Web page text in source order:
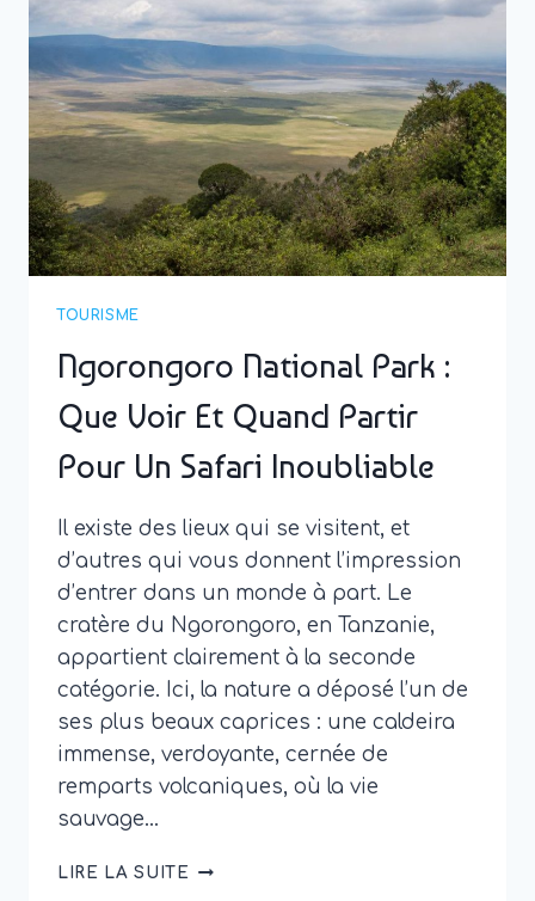
DÉCOUVRIR
DES
PAYSAGES
GRANDIOSES
EN
NORVÈGE
TOURISME
Ngorongoro National Park :
Que Voir Et Quand Partir
Pour Un Safari Inoubliable
Il existe des lieux qui se visitent, et
d’autres qui vous donnent l’impression
d’entrer dans un monde à part. Le
cratère du Ngorongoro, en Tanzanie,
appartient clairement à la seconde
catégorie. Ici, la nature a déposé l’un de
ses plus beaux caprices : une caldeira
immense, verdoyante, cernée de
remparts volcaniques, où la vie
sauvage…
LIRE LA SUITE NGORONGORO